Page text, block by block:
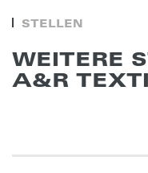
STEL­LEN
WEITE­RE
A&R